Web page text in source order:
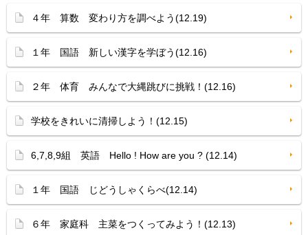
４年 算数 変わり方を調べよう(12.19)
１年 国語 新しい漢字を学ぼう(12.16)
２年 体育 みんなで大縄跳びに挑戦！(12.16)
学校をきれいに清掃しよう！(12.15)
6,7,8,9組 英語 Hello ! How are you ? (12.14)
１年 国語 じどうしゃくらべ(12.14)
６年 家庭科 主菜をつくってみよう！(12.13)